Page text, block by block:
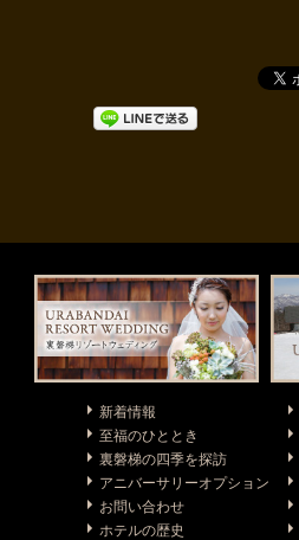
新着情報
至福のひととき
裏磐梯の四季を探訪
アニバーサリーオプション
お問い合わせ
ホテルの歴史